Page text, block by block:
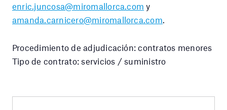
enric.juncosa@miromallorca.com y
amanda.carnicero@miromallorca.com
Procedimiento de adjudicación: contratos menores
Tipo de contrato: servicios / suministro